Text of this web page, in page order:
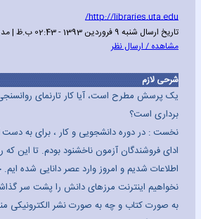
http://libraries.uta.edu/
تاریخ ارسال شنبه 9 فروردین 1393 - 02:43 ب.ظ | مدیریت نظرات کاربران (2) |
مشاهده / ارسال نظر
شرحی لازم
یک پرسش مطرح است، آیا کار تارنمای
برداری است؟
نخست : در دوره دانشجویی و کار ، برای به دست
ادای فروشندگان آزمون ناخشنود بودم. تا این
اطلاعات شدیم و امروز وارد عصر دانایی شده
نخواهیم اینترنت مرزهای دانش را پشت سر
به صورت کتاب و چه به صورت نشر الکترونیکی